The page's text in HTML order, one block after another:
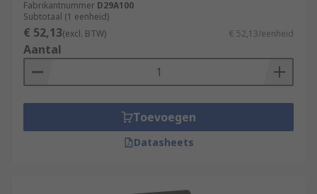
Fabrikantnummer D29A100
Subtotaal (1 eenheid)
€ 52,13(excl. BTW) € 52,13/eenheid
Aantal
Toevoegen
Datasheets